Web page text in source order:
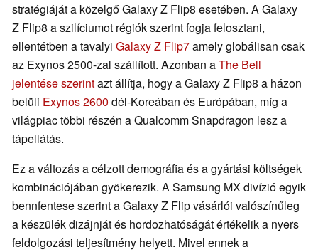
stratégiáját a közelgő Galaxy Z Flip8 esetében. A Galaxy
Z Flip8 a szilíciumot régiók szerint fogja felosztani,
ellentétben a tavalyi Galaxy Z Flip7amely globálisan csak
az Exynos 2500-zal szállított. Azonban aThe Bell
jelentése szerintazt állítja, hogy a Galaxy Z Flip8 a házon
belüli Exynos 2600 dél-Koreában és Európában, míg a
világpiac többi részén a Qualcomm Snapdragon lesz a
tápellátás.
Ez a változás a célzott demográfia és a gyártási költségek
kombinációjában gyökerezik. A Samsung MX divízió egyik
bennfentese szerint a Galaxy Z Flip vásárlói valószínűleg
a készülék dizájnját és hordozhatóságát értékelik a nyers
feldolgozási teljesítmény helyett. Mivel ennek a